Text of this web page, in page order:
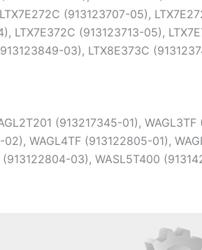
(913217345-01),
WAGL4TF (913122805-01),
03), WASL5T400